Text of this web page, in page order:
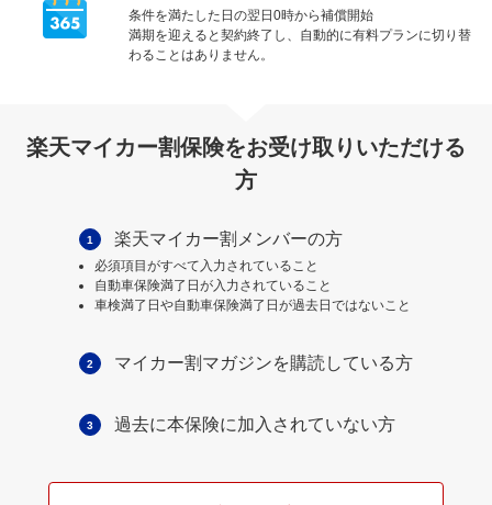
条件を満たした日の翌日0時から補償開始
満期を迎えると契約終了し、自動的に有料プランに切り替
わることはありません。
楽天マイカー割保険をお受け取りいただける
方
1 楽天マイカー割メンバーの方
必須項目がすべて入力されていること
自動車保険満了日が入力されていること
車検満了日や自動車保険満了日が過去日ではないこと
2 マイカー割マガジンを購読している方
3 過去に本保険に加入されていない方